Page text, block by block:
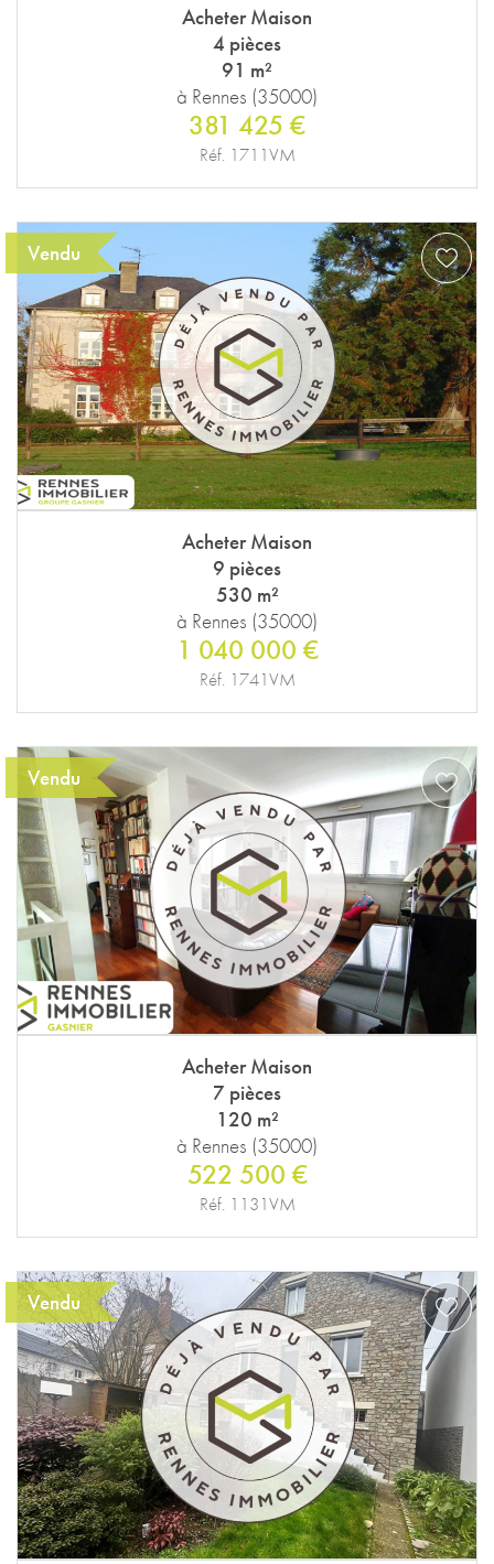
Acheter Maison
4 pièces
91 m²
à Rennes (35000)
381 425 €
Réf. 1711VM
Vendu
Acheter Maison
9 pièces
530 m²
à Rennes (35000)
1 040 000 €
Réf. 1741VM
Vendu
Acheter Maison
7 pièces
120 m²
à Rennes (35000)
522 500 €
Réf. 1131VM
Vendu